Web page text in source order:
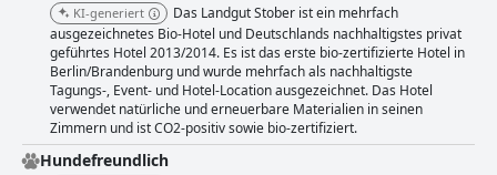
KI-generiert
Das Landgut Stober ist ein mehrfach
ausgezeichnetes Bio-Hotel und Deutschlands nachhaltigstes privat
geführtes Hotel 2013/2014. Es ist das erste bio-zertifizierte Hotel in
Berlin/Brandenburg und wurde mehrfach als nachhaltigste
Tagungs-, Event- und Hotel-Location ausgezeichnet. Das Hotel
verwendet natürliche und erneuerbare Materialien in seinen
Zimmern und ist CO2-positiv sowie bio-zertifiziert.
Hundefreundlich